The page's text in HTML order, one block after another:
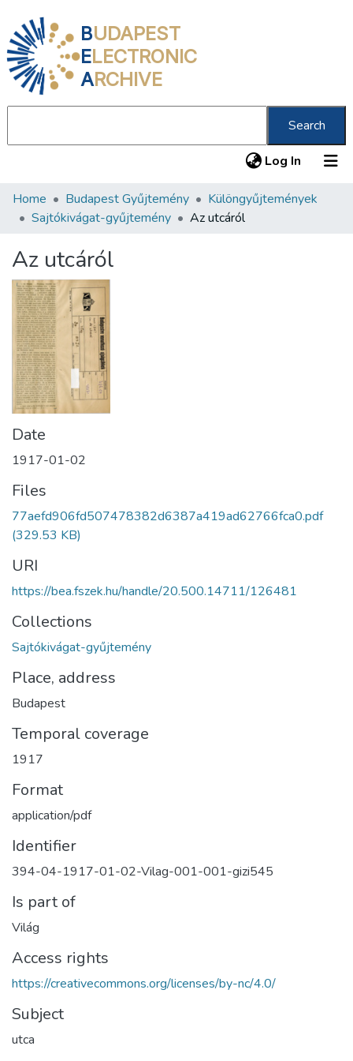
BUDAPEST
ELECTRONIC
ARCHIVE
Search
Log In (current)
Communities & Collections
Statistics
About us
Home Budapest Gyűjtemény
Különgyűjtemények
Sajtókivágat-gyűjtemény
Az utcáról
Az utcáról
Date
1917-01-02
Files
77aefd906fd507478382d6387a419ad62766fca0.pdf
(329.53 KB)
URI
https://bea.fszek.hu/handle/20.500.14711/126481
Collections
Sajtókivágat-gyűjtemény
Place, address
Budapest
Temporal coverage
1917
Format
application/pdf
Identifier
394-04-1917-01-02-Vilag-001-001-gizi545
Is part of
Világ
Access rights
https://creativecommons.org/licenses/by-nc/4.0/
Subject
utca